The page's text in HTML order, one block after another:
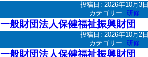
投稿日: 2026年10月3日
カテゴリー: 研修
一般財団法人保健福祉振興財団
投稿日: 2026年10月2日
カテゴリー: 研修
一般財団法人保健福祉振興財団